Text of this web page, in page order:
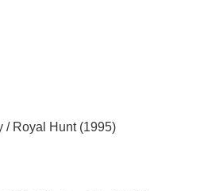
/ Royal Hunt (1995)